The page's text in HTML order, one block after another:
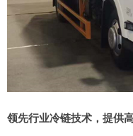
领先行业冷链技术，提供